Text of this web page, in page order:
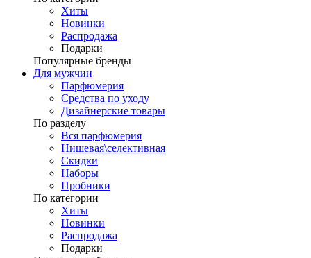
Хиты
Новинки
Распродажа
Подарки
Популярные бренды
Для мужчин
Парфюмерия
Средства по уходу
Дизайнерские товары
По разделу
Вся парфюмерия
Нишевая\селективная
Скидки
Наборы
Пробники
По категории
Хиты
Новинки
Распродажа
Подарки